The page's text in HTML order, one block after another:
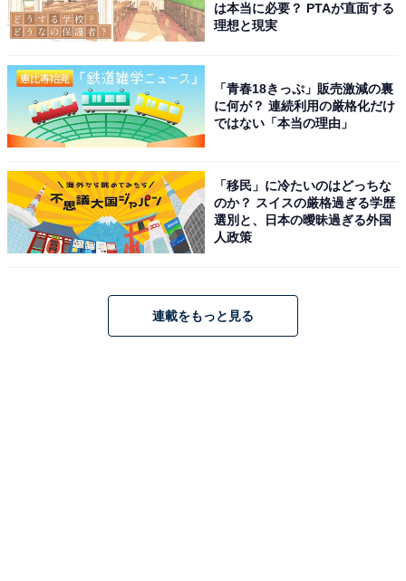
は本当に必要？ PTAが直面する
理想と現実
「青春18きっぷ」販売激減の裏
に何が？ 連続利用の厳格化だけ
ではない「本当の理由」
「移民」に冷たいのはどっちな
のか？ スイスの厳格過ぎる学歴
選別と、日本の曖昧過ぎる外国
人政策
連載をもっと見る